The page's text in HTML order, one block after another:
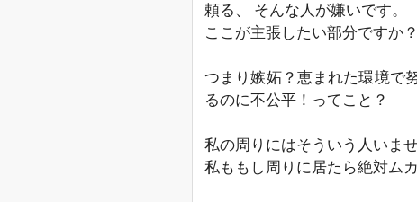
頼る、 そんな人が嫌いです。
ここが主張したい部分ですか？
つまり嫉妬？恵まれた環境で
るのに不公平！ってこと？
私の周りにはそういう人いま
私ももし周りに居たら絶対ム